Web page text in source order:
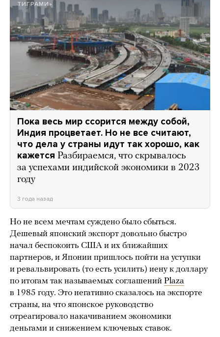
ТИГРАМИ»
Пока весь мир ссорится между собой,
Индия процветает. Но не все считают,
что дела у страны идут так хорошо, как
кажется Разбираемся, что скрывалось
за успехами индийской экономики в 2023
году
3 года назад
Но не всем мечтам суждено было сбыться.
Дешевый японский экспорт довольно быстро
начал беспокоить США и их ближайших
партнеров, и Японии пришлось пойти на уступки
и ревальвировать (то есть усилить) иену к доллару
по итогам так называемых соглашений Plaza
в 1985 году. Это негативно сказалось на экспорте
страны, на что японское руководство
отреагировало накачиванием экономики
деньгами и снижением ключевых ставок.